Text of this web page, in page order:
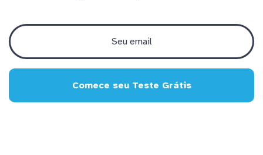
Comece seu Teste Grátis